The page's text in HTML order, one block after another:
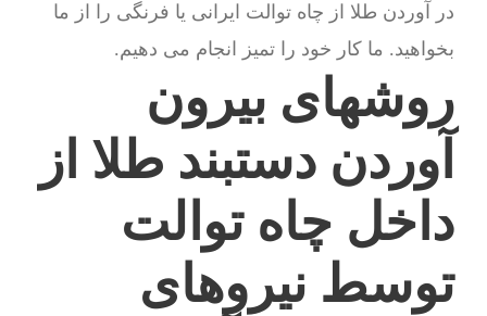
در آوردن طلا از چاه توالت ایرانی یا فرنگی را از ما
بخواهید. ما کار خود را تمیز انجام می دهیم.
روشهای بیرون
آوردن دستبند طلا از
داخل چاه توالت
توسط نیروهای